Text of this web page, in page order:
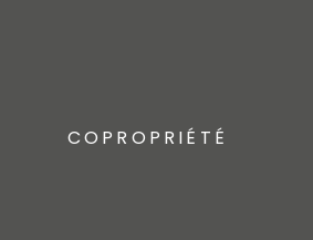
COPROPRIÉTÉ